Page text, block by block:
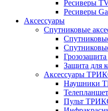
Ресиверы
Ресиверы
Аксессуары
Спутниковые
Защита для
Аксессуары
Наушники
Пульт